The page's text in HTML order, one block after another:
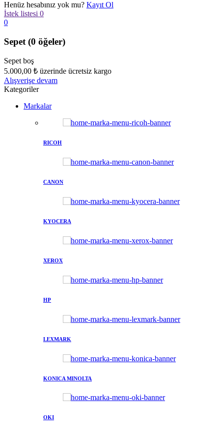
Henüz hesabınız yok mu? Kayıt Ol
İstek listesi 0
0
Sepet (0 öğeler)
Sepet boş
5.000,00 ₺ üzerinde ücretsiz kargo
Alışverişe devam
Kategoriler
Markalar
RICOH
CANON
KYOCERA
XEROX
HP
LEXMARK
KONICA MINOLTA
OKI